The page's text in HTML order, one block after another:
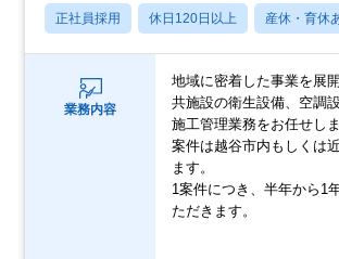
正社員採用 休日120日以上 産休・育休
業務内容
地域に密着した事業を展
共施設の衛生設備、空調
施工管理業務をお任せしま
案件は越谷市内もしくは
ます。
1案件につき、半年から1
ただきます。